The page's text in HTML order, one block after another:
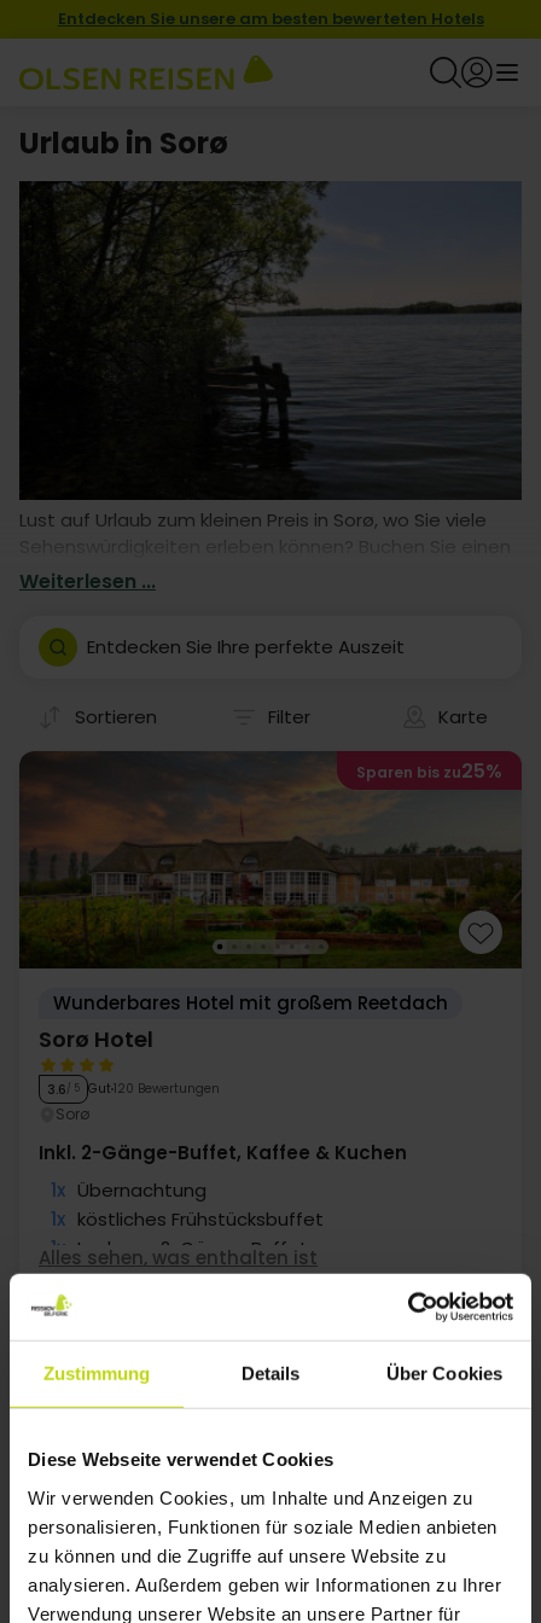
Zustimmung Details Über Cookies
Diese Webseite verwendet Cookies
Wir verwenden Cookies, um Inhalte und Anzeigen zu
personalisieren, Funktionen für soziale Medien anbieten
zu können und die Zugriffe auf unsere Website zu
analysieren. Außerdem geben wir Informationen zu Ihrer
Verwendung unserer Website an unsere Partner für
Entdecken Sie unsere am besten bewerteten Hotels
Urlaub in Sorø
Lust auf Urlaub zum kleinen Preis in Sorø, wo Sie viele
Sehenswürdigkeiten erleben können? Buchen Sie einen
Aufenthalt in einem von unseren vielen Hotels. Unsere
fantastische Auszeit in Sorø- mit eigener Anreise.
Weiterlesen ...
Entdecken Sie Ihre perfekte Auszeit
Sortieren Filter Karte
Sparen bis zu25%
Wunderbares Hotel mit großem Reetdach
Sorø Hotel
3.6/ 5 Gut 120 Bewertungen
Sorø
Inkl. 2-Gänge-Buffet, Kaffee & Kuchen
1x Übernachtung
1x köstliches Frühstücksbuffet
1x Leckeres 2-Gänge-Buffet
1x Kaffee/Tee/Kuchen nach Abendessen
1x
Alles sehen, was enthalten ist
Gesamt 186,-
1
FAQ